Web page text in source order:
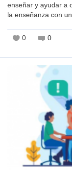
enseñar y ayudar a
la enseñanza con
0 0